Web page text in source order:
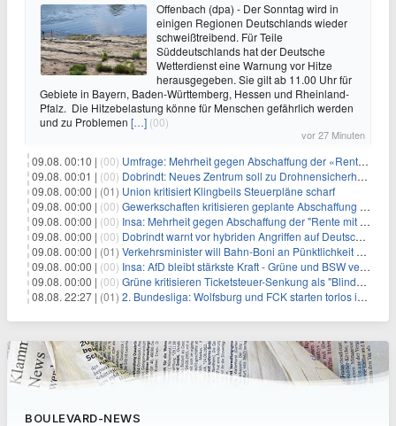
Offenbach (dpa) - Der Sonntag wird in
einigen Regionen Deutschlands wieder
schweißtreibend. Für Teile
Süddeutschlands hat der Deutsche
Wetterdienst eine Warnung vor Hitze
herausgegeben. Sie gilt ab 11.00 Uhr für
Gebiete in Bayern, Baden-Württemberg, Hessen und Rheinland-
Pfalz. Die Hitzebelastung könne für Menschen gefährlich werden
und zu Problemen […] (00)
vor 27 Minuten
09.08. 00:10 | (00) Umfrage: Mehrheit gegen Abschaffung der «Rente mit 63»
09.08. 00:01 | (00) Dobrindt: Neues Zentrum soll zu Drohnensicherheit forschen
09.08. 00:00 | (01) Union kritisiert Klingbeils Steuerpläne scharf
09.08. 00:00 | (00) Gewerkschaften kritisieren geplante Abschaffung der "Rente mit 63"
09.08. 00:00 | (00) Insa: Mehrheit gegen Abschaffung der "Rente mit 63"
09.08. 00:00 | (00) Dobrindt warnt vor hybriden Angriffen auf Deutschland
09.08. 00:00 | (01) Verkehrsminister will Bahn-Boni an Pünktlichkeit koppeln
09.08. 00:00 | (00) Insa: AfD bleibt stärkste Kraft - Grüne und BSW verlieren
09.08. 00:00 | (00) Grüne kritisieren Ticketsteuer-Senkung als "Blindflug"
08.08. 22:27 | (01) 2. Bundesliga: Wolfsburg und FCK starten torlos in die Saison
BOULEVARD-NEWS